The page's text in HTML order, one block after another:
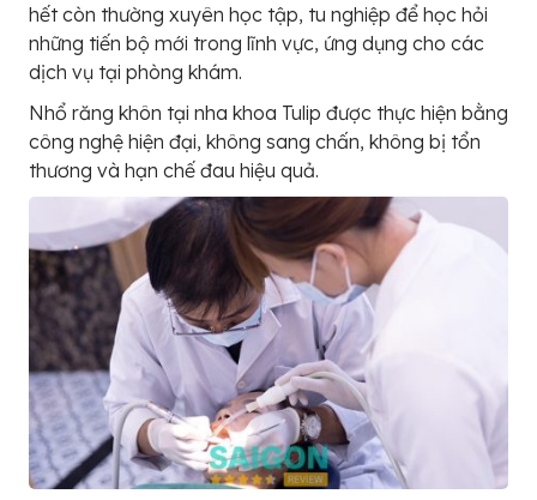
hết còn thường xuyên học tập, tu nghiệp để học hỏi
những tiến bộ mới trong lĩnh vực, ứng dụng cho các
dịch vụ tại phòng khám.
Nhổ răng khôn tại nha khoa Tulip được thực hiện bằng
công nghệ hiện đại, không sang chấn, không bị tổn
thương và hạn chế đau hiệu quả.